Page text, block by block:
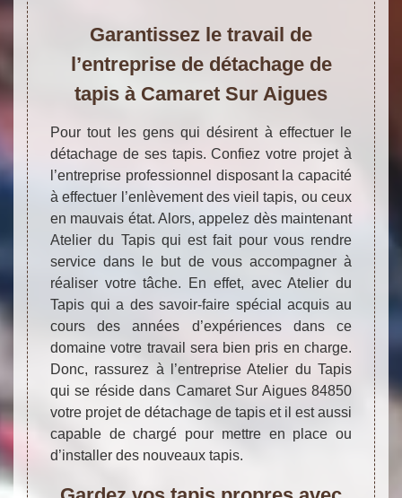
Garantissez le travail de
l’entreprise de détachage de
tapis à Camaret Sur Aigues
Pour tout les gens qui désirent à effectuer le
détachage de ses tapis. Confiez votre projet à
l’entreprise professionnel disposant la capacité
à effectuer l’enlèvement des vieil tapis, ou ceux
en mauvais état. Alors, appelez dès maintenant
Atelier du Tapis qui est fait pour vous rendre
service dans le but de vous accompagner à
réaliser votre tâche. En effet, avec Atelier du
Tapis qui a des savoir-faire spécial acquis au
cours des années d’expériences dans ce
domaine votre travail sera bien pris en charge.
Donc, rassurez à l’entreprise Atelier du Tapis
qui se réside dans Camaret Sur Aigues 84850
votre projet de détachage de tapis et il est aussi
capable de chargé pour mettre en place ou
d’installer des nouveaux tapis.